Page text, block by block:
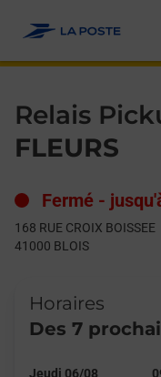
Relais
FLEURS
Fermé -
168 RUE CROIX BOISSEE
41000 BLOIS
Horaires
Des 7
Jeudi 06/08